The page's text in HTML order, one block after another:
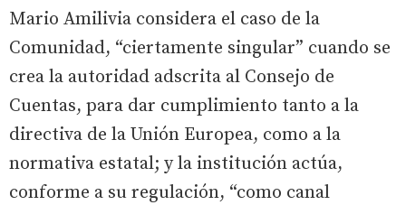
Mario Amilivia considera el caso de la
Comunidad, “ciertamente singular” cuando se
crea la autoridad adscrita al Consejo de
Cuentas, para dar cumplimiento tanto a la
directiva de la Unión Europea, como a la
normativa estatal; y la institución actúa,
conforme a su regulación, “como canal